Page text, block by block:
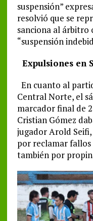
suspensión”
resolvió que se
sanciona al árbitro
“suspensión
Expulsiones en
En cuanto al
Central Norte, el
marcador final de
Cristian Gómez
jugador Arold
por reclamar
también por